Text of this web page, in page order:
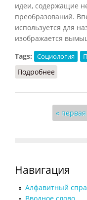
идеи, содержащие
преобразований.
используется для
изображается
Tags:
Социология
Подробнее
Страницы« первая
Навигация
Алфавитный
Вводное слово